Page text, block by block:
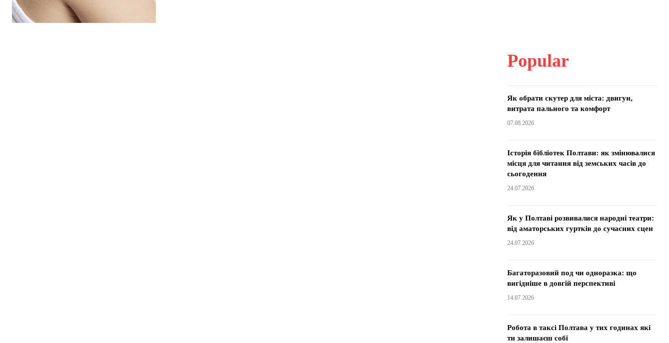
Popular
Як обрати скутер для міста: двигун,
витрата пального та комфорт
07.08.2026
Історія бібліотек Полтави: як змінювалися
місця для читання від земських часів до
сьогодення
24.07.2026
Як у Полтаві розвивалися народні театри:
від аматорських гуртків до сучасних сцен
24.07.2026
Багаторазовий под чи одноразка: що
вигідніше в довгій перспективі
14.07.2026
Робота в таксі Полтава у тих годинах які
ти залишаєш собі